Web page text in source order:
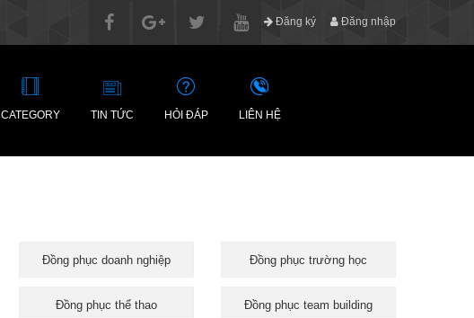
Đăng ký Đăng nhập
CATEGORY TIN TỨC HỎI ĐÁP LIÊN HỆ
Đồng phục doanh nghiệp Đồng phục trường học
Đồng phục thể thao Đồng phục team building